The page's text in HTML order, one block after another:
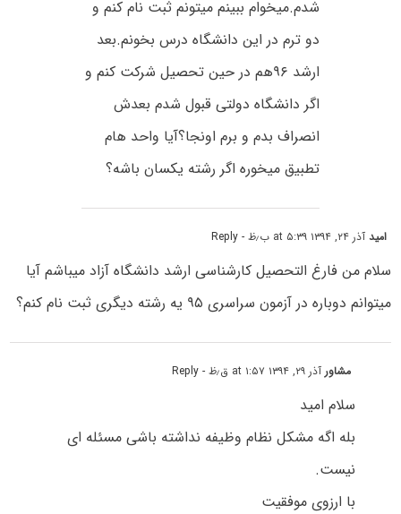
شدم.میخوام ببینم میتونم ثبت نام کنم و
دو ترم در این دانشگاه درس بخونم.بعد
ارشد ۹۶هم در حین تحصیل شرکت کنم و
اگر دانشگاه دولتی قبول شدم بعدش
انصراف بدم و برم اونجا؟آیا واحد هام
تطبیق میخوره اگر رشته یکسان باشه؟
امیدآذر ۲۴, ۱۳۹۴ at ۵:۳۹ ب٫ظ - Reply
سلام من فارغ التحصیل کارشناسی ارشد دانشگاه آزاد میباشم آیا
میتوانم دوباره در آزمون سراسری ۹۵ یه رشته دیگری ثبت نام کنم؟
مشاورآذر ۲۹, ۱۳۹۴ at ۱:۵۷ ق٫ظ - Reply
سلام امید
بله اگه مشکل نظام وظیفه نداشته باشی مسئله ای
نیست.
با ارزوی موفقیت